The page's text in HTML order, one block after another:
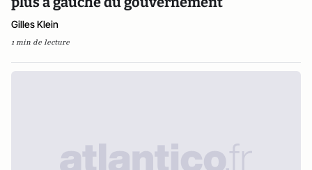
Gilles Klein
1 min de lecture